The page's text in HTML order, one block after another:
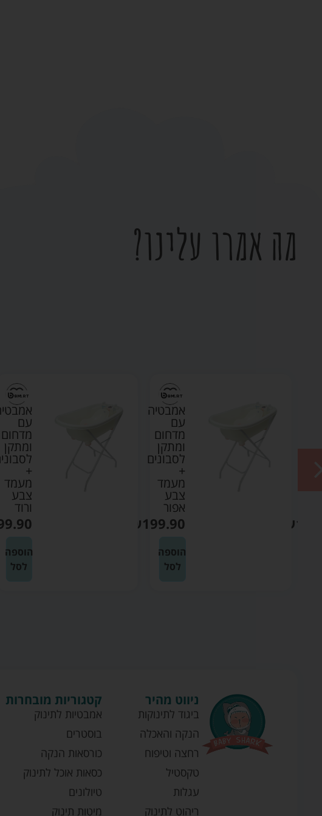
מה אמרו עלינו?
₪
אמבטיה
עם
מדחום
ומתקן
לסבונים
+
מעמד
צבע
אפור
₪199.90
הוספה
לסל
עם
מדחום
ומתקן
+
מעמד
צבע
ורוד
הוספה
לסל
ניווט מהיר
ביגוד לתינוקות
הנקה והאכלה
רחצה וטיפוח
טקסטיל
עגלות
ריהוט לתינוק
קטגוריות מובחרות
אמבטיות לתינוק
בוסטרים
כורסאות הנקה
כסאות אוכל לתינוק
טיולונים
מיטות תינוק